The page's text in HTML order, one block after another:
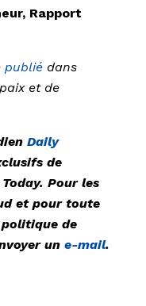
Rapport
publié dans
et de
Daily
de
Pour les
et pour toute
de
un e-mail.